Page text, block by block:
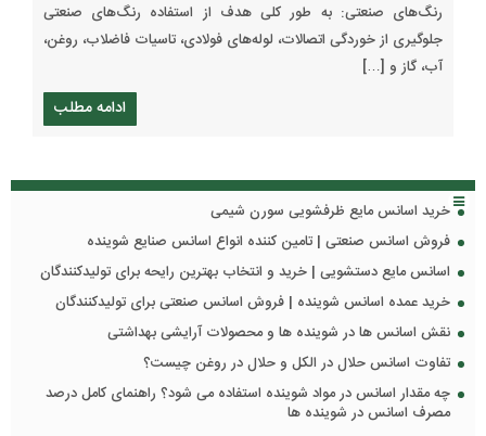
رنگ‌های صنعتی: به طور کلی هدف از استفاده رنگ‌های صنعتی
جلوگیری از خوردگی اتصالات، لوله‌های فولادی، تاسیات فاضلاب، روغن،
آب، گاز و […]
ادامه مطلب
خرید اسانس مایع ظرفشویی سورن شیمی
فروش اسانس صنعتی | تامین کننده انواع اسانس صنایع شوینده
اسانس مایع دستشویی | خرید و انتخاب بهترین رایحه برای تولیدکنندگان
خرید عمده اسانس شوینده | فروش اسانس صنعتی برای تولیدکنندگان
نقش اسانس ها در شوینده ها و محصولات آرایشی بهداشتی
تفاوت اسانس حلال در الکل و حلال در روغن چیست؟
چه مقدار اسانس در مواد شوینده استفاده می شود؟ راهنمای کامل درصد
مصرف اسانس در شوینده ها